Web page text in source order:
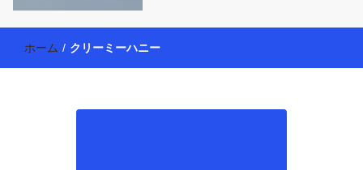
働く母の40代を楽しむ方法
ー活動を通して、豊かな生活を楽しんでいます。懸賞やモニター生
活だけでなく、大好きな【旅行・温泉・食育・美容健康アイテム探
索】も全力で楽しみます。
ホーム / クリーミーハニー